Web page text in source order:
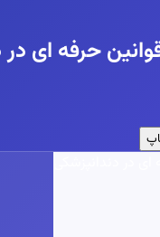
حرفه ای